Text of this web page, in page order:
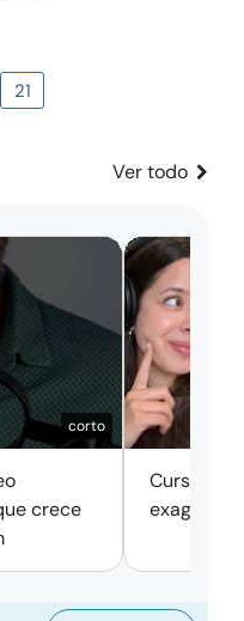
21
Ver todo
corto
crece
Cursos